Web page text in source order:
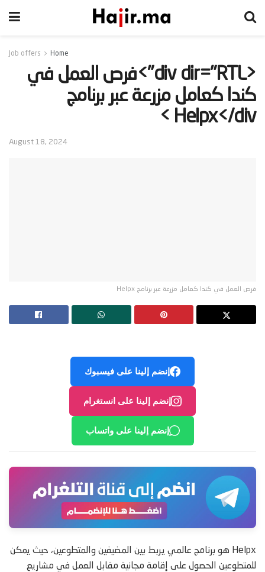
Home
Job offers
‫<div dir="RTL">فرص العمل في
كندا كعامل مزرعة عبر برنامج
Helpx</div >‬
August 18, 2024
فرص العمل في كندا كعامل مزرعة عبر برنامج Helpx
إنضم إلينا على فيسبوك
إنضم إلينا على انستغرام
إنضم إلينا على واتساب
Helpx هو برنامج عالمي يربط بين المضيفين والمتطوعين، حيث يمكن
للمتطوعين الحصول على إقامة مجانية مقابل العمل في مشاريع